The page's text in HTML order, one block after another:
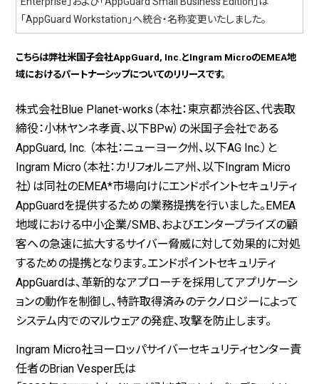
「AppGuard Workstation」へ統合・名称変更いたしました。
こちらは弊社米国子会社AppGuard, Inc.とIngram MicroのEMEA地
域におけるパートナーシップについてのリリースです。
株式会社Blue Planet-works（本社：東京都渋谷区、代表取
締役：小林ヤンネ孝貢、以下BPw）の米国子会社である
AppGuard, Inc. （本社：ニューヨーク州、以下AG Inc.）と
Ingram Micro（本社：カリフォルニア州、以下Ingram Micro
社）は同社のEMEA*市場向けにエンドポイントセキュリティ
AppGuardを提供するための業務提携を行いました。EMEA
地域における中小企業/SMB、およびエンタープライズの顧
客への急速に拡大するサイバー脅威に対して効果的に対処
するための提携となります。エンドポイントセキュリティ
AppGuardは、革新的なアプローチを採用してアプリケーシ
ョンの動作を制御し、特許取得済みのテクノロジーによって
システム内でのマルウェアの発症、攻撃を防止します。
Ingram Micro社ヨーロッパサイバーセキュリティセンター責
任者のBrian Vesper氏は